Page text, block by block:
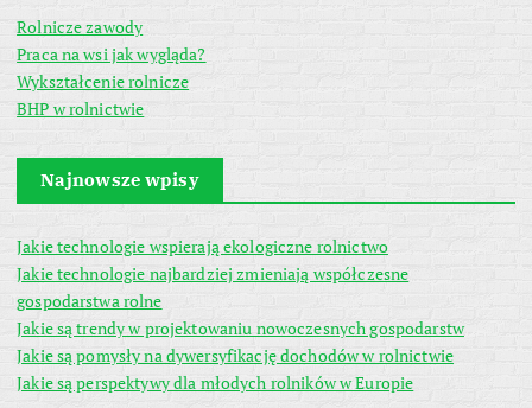
Rolnicze zawody
Praca na wsi jak wygląda?
Wykształcenie rolnicze
BHP w rolnictwie
Najnowsze wpisy
Jakie technologie wspierają ekologiczne rolnictwo
Jakie technologie najbardziej zmieniają współczesne
gospodarstwa rolne
Jakie są trendy w projektowaniu nowoczesnych gospodarstw
Jakie są pomysły na dywersyfikację dochodów w rolnictwie
Jakie są perspektywy dla młodych rolników w Europie